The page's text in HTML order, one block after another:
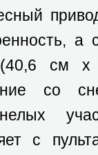
привод
а
см х
со
с